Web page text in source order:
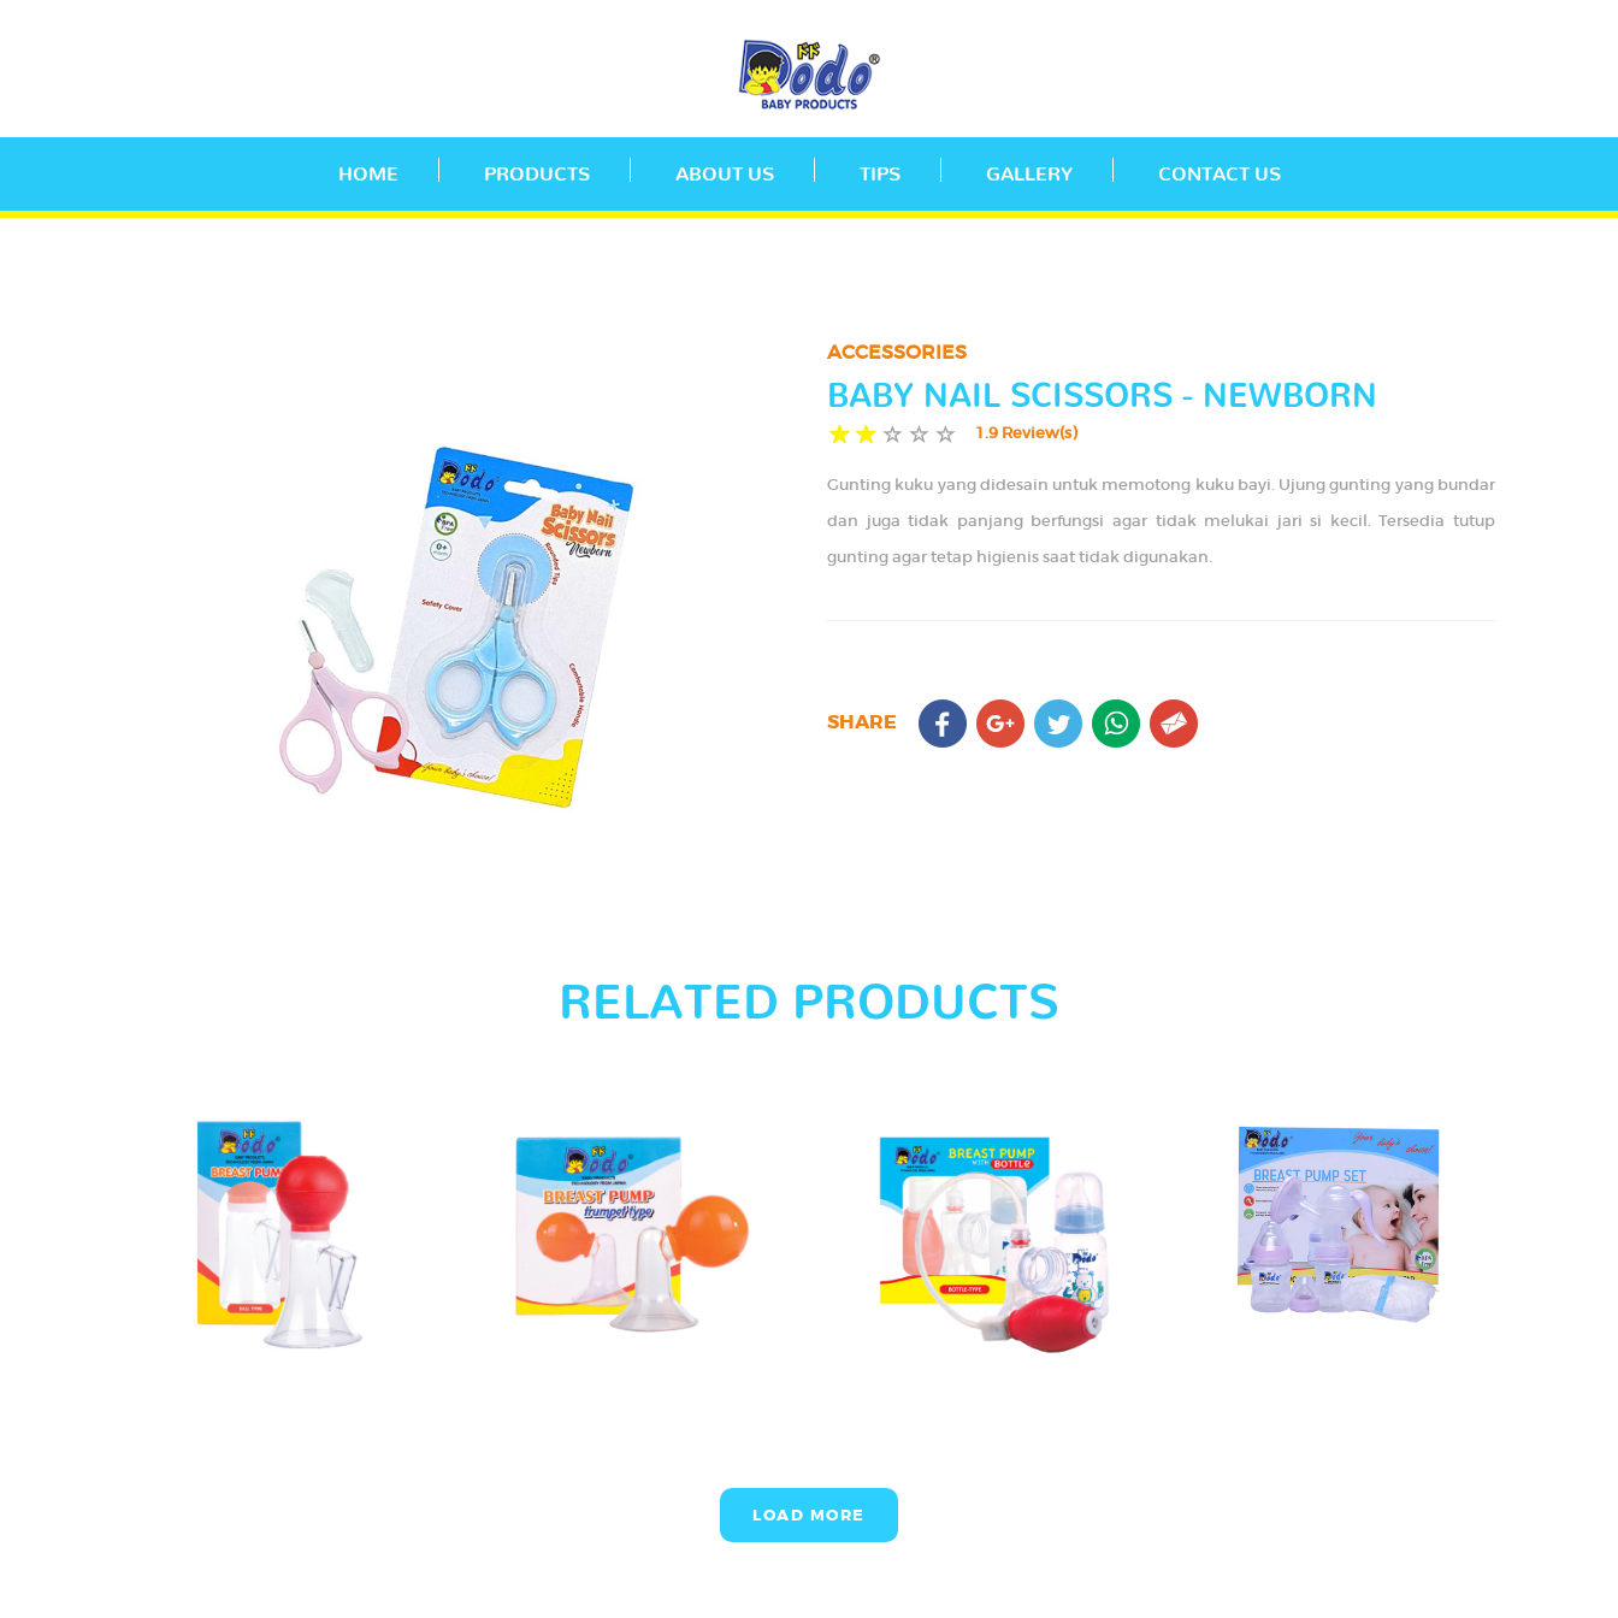
HOME PRODUCTS ABOUT US TIPS GALLERY CONTACT US
ACCESSORIES
BABY NAIL SCISSORS - NEWBORN
1.9 Review(s)
Gunting kuku yang didesain untuk memotong kuku bayi. Ujung gunting yang bundar
dan juga tidak panjang berfungsi agar tidak melukai jari si kecil. Tersedia tutup
gunting agar tetap higienis saat tidak digunakan.
SHARE
RELATED PRODUCTS
LOAD MORE